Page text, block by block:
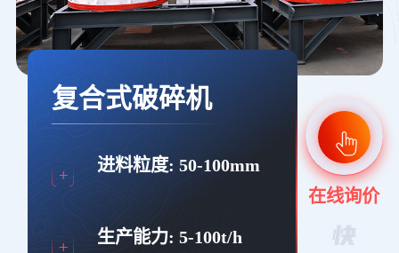
复合式破碎机
进料粒度: 50-100mm
生产能力: 5-100t/h
在线询价